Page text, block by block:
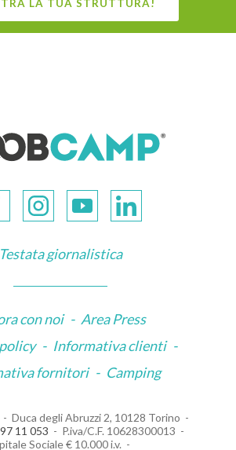
LA TUA STRUTTURA!
Testata giornalistica
con noi - Area Press
- Informativa clienti -
fornitori - Camping
Duca degli Abruzzi 2, 10128 Torino
11 053
P.iva/C.F. 10628300013
Sociale € 10.000 i.v.